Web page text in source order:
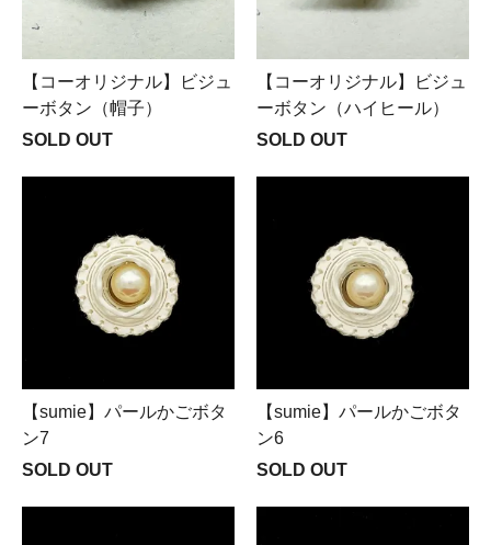
【コーオリジナル】ビジュ
ーボタン（帽子）
SOLD OUT
【コーオリジナル】ビジュ
ーボタン（ハイヒール）
SOLD OUT
【sumie】パールかごボタ
ン7
SOLD OUT
【sumie】パールかごボタ
ン6
SOLD OUT